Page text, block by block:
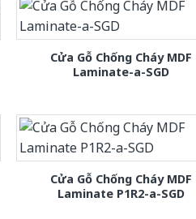
Cửa Gỗ Chống Cháy MDF
Laminate-a-SGD
Cửa Gỗ Chống Cháy MDF
Laminate P1R2-a-SGD